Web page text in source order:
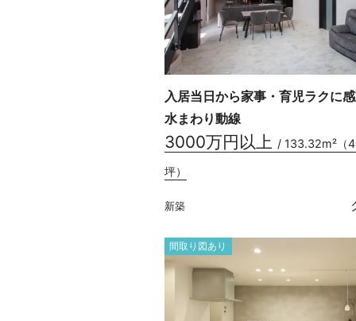
入居当日から家事・育児ラクに
水まわり動線
3000万円以上 / 133.32m²（
坪）
新築
間取り図あり